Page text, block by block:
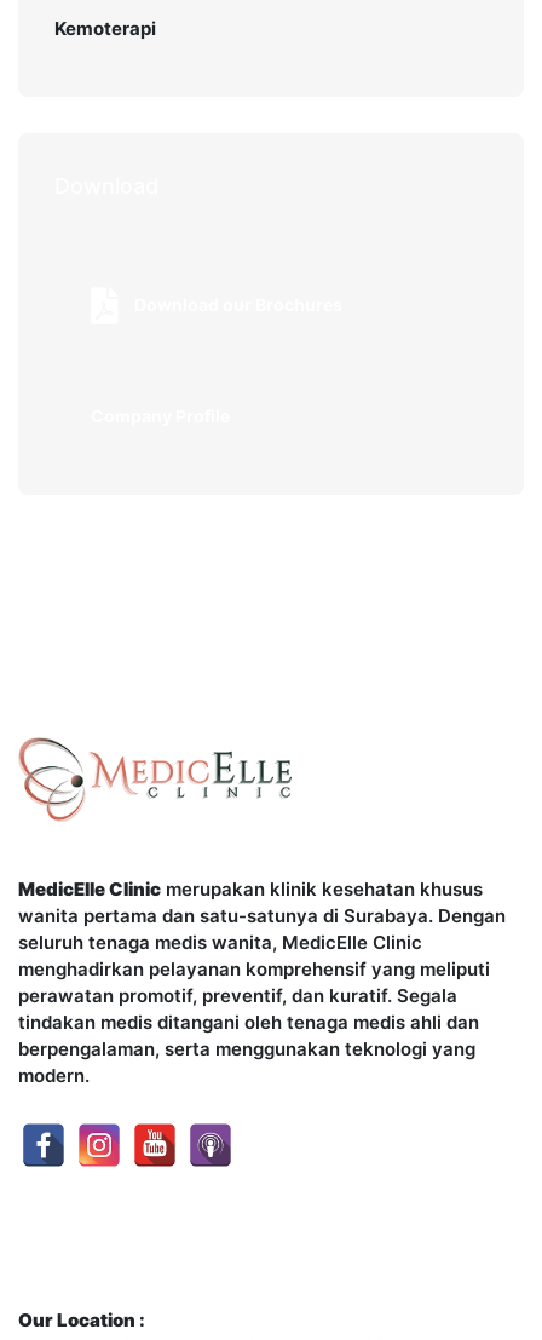
Kemoterapi
MedicElle Clinic merupakan klinik kesehatan khusus
wanita pertama dan satu-satunya di Surabaya. Dengan
seluruh tenaga medis wanita, MedicElle Clinic
menghadirkan pelayanan komprehensif yang meliputi
perawatan promotif, preventif, dan kuratif. Segala
tindakan medis ditangani oleh tenaga medis ahli dan
berpengalaman, serta menggunakan teknologi yang
modern.
Our Location :